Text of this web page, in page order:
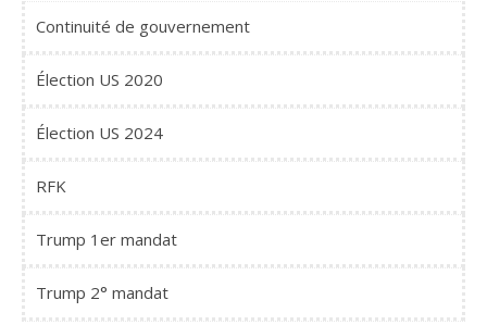
Continuité de gouvernement
Élection US 2020
Élection US 2024
RFK
Trump 1er mandat
Trump 2° mandat